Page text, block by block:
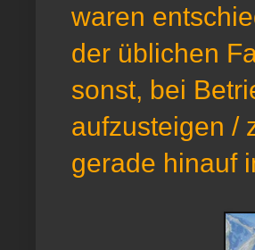
waren
der üblichen
sonst, bei
aufzusteigen /
gerade hinauf